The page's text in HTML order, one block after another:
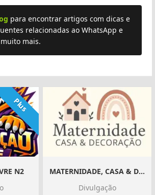
para encontrar artigos com dicas e
relacionadas ao WhatsApp e
mais.
Plus
N2
MATERNIDADE, CASA & DECORAÇÃO#1 ️
Divulgação